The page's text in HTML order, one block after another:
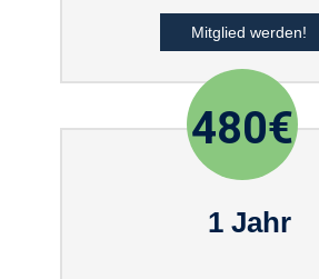
Mitglied werden!
480€
1 Jahr